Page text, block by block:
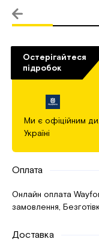
Остерігайтеся
підробок
Ми є офіційним
Україні
Оплата
Онлайн оплата
замовлення,
Доставка